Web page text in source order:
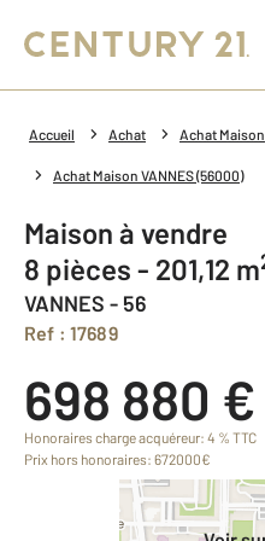
Accueil Achat Achat Maison
Achat Maison VANNES (56000)
Maison à vendre
8 pièces - 201,12 m
VANNES - 56
Ref : 17689
698 880 €
Honoraires charge acquéreur: 4 % TTC
Prix hors honoraires: 672000€